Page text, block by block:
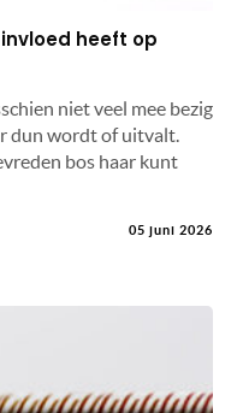
heeft op
niet veel mee bezig
dun wordt of uitvalt.
bos haar kunt
05 juni 2026